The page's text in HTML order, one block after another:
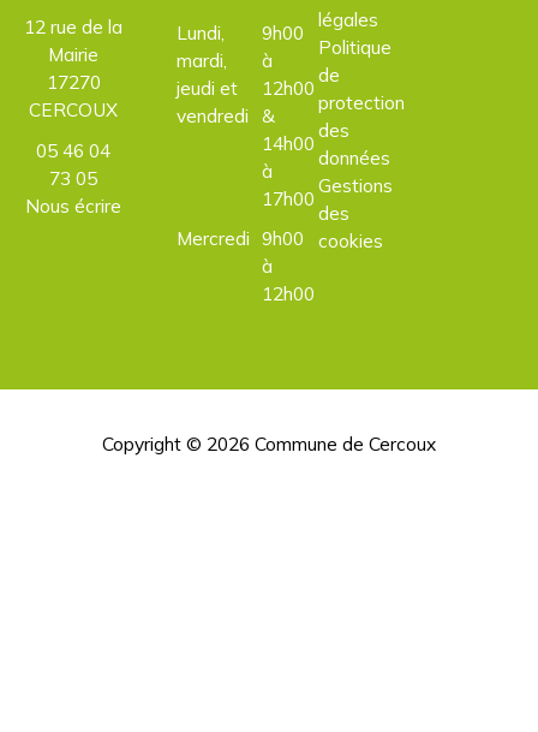
12 rue de la
Mairie
17270
CERCOUX
05 46 04
73 05
Nous écrire
Lundi,
mardi,
jeudi et
vendredi
9h00
à
12h00
&
14h00
à
17h00
Mercredi 9h00
à
12h00
légales
Politique
de
protection
des
données
Gestions
des
cookies
Copyright © 2026 Commune de Cercoux